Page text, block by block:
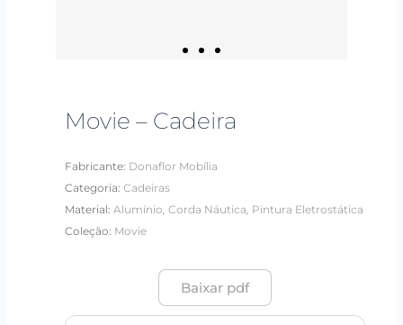
Movie – Cadeira
Fabricante: Donaflor Mobília
Categoria:Cadeiras
Material:Alumínio Corda Náutica Pintura Eletrostática
Coleção: Movie
Baixar pdf